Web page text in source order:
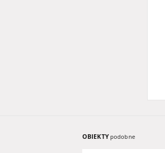
OBIEKTY podobne